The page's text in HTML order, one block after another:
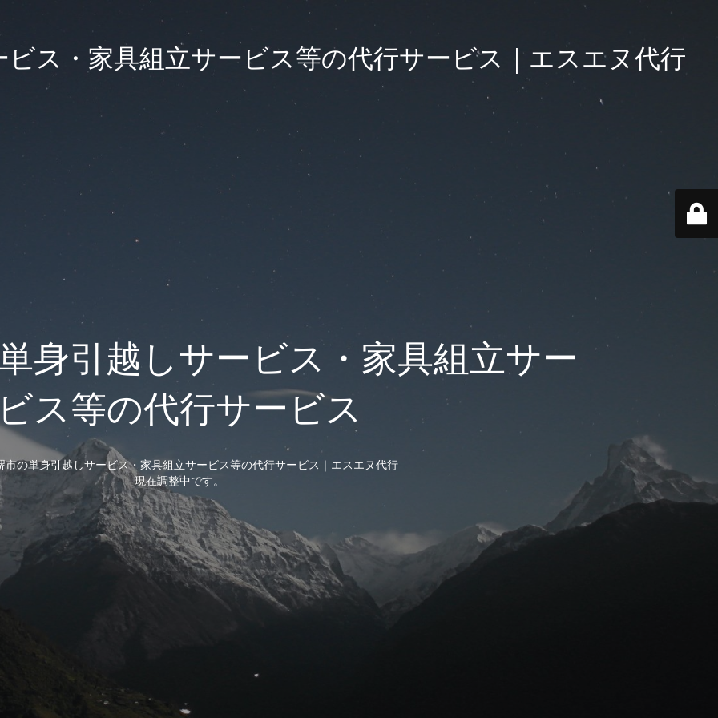
ス・家具組立サービス等の代行サービス｜エスエヌ代行
身引越しサービス・家具組立サー
ス等の代行サービス
市の単身引越しサービス・家具組立サービス等の代行サービス｜エスエヌ代行
現在調整中です。